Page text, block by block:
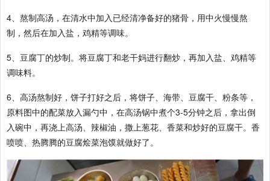
4、熬制高汤，在清水中加入已经清净备好的猪骨，用中火慢慢熬
制，然后在加入盐，鸡精等调味。
5、豆腐丁的炒制。将豆腐丁和老干妈进行翻炒，再加入盐、鸡精等
调味料。
6、高汤熬制好，饼子打好之后，将饼子、海带、豆腐干、粉条等，
原料图中的配菜放入漏勺中，在高汤锅中煮个3-5分钟之后，拿出倒
入碗中，再浇上高汤、辣椒油，撒上葱花、香菜和炒好的豆腐干。香
喷喷、热腾腾的豆腐烩菜泡馍就做好了。